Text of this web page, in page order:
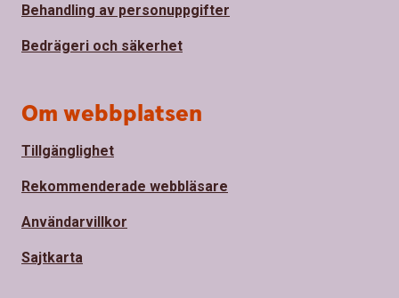
Behandling av personuppgifter
Bedrägeri och säkerhet
Om webbplatsen
Tillgänglighet
Rekommenderade webbläsare
Användarvillkor
Sajtkarta